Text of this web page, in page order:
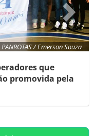
PANROTAS / Emerson Souza
que
promovida pela